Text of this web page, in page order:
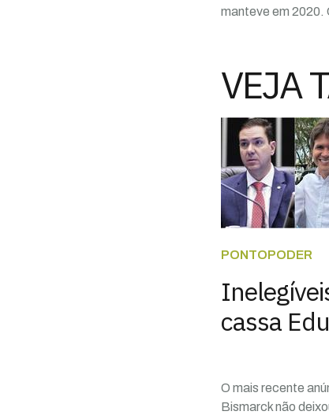
manteve em 2020.
VEJA
PONTOPODER
cassa
O mais recente
Bismarck não